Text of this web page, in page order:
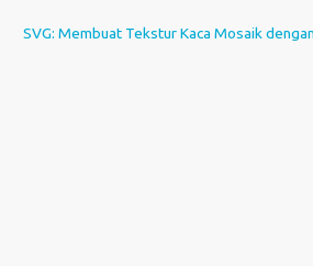
SVG: Membuat Tekstur Kaca Mosaik